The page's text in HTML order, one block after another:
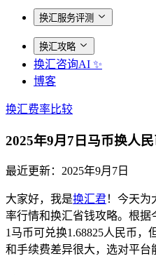
换汇服务评测
换汇攻略
换汇咨询AI ✨
博客
换汇费率比较
2025年9月7日马币换人民
最近更新： 2025年9月7日
大家好，我是换汇君！今天为
率行情和换汇省钱攻略。根据
1马币可兑换1.68825人民币
和手续费差异很大，选对平台